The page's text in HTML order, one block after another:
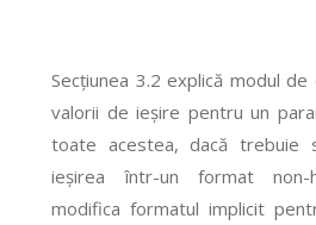
Secțiunea 3.2 explică modul
valorii de ieșire pentru un
toate acestea, dacă trebuie
ieșirea într-un format non-
modifica formatul implicit